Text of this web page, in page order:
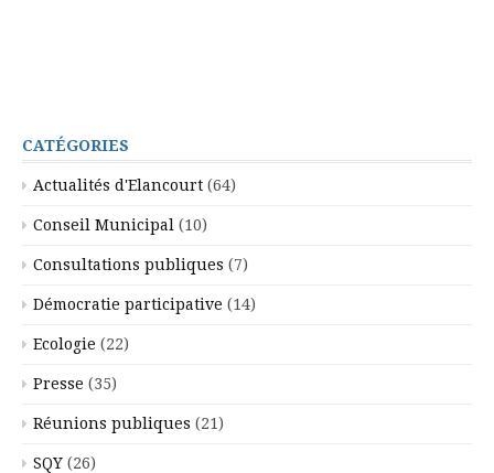
CATÉGORIES
Actualités d'Elancourt (64)
Conseil Municipal (10)
Consultations publiques (7)
Démocratie participative (14)
Ecologie (22)
Presse (35)
Réunions publiques (21)
SQY (26)